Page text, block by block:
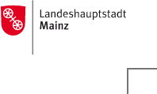
Inhalt anspringen
Zur
Startseite